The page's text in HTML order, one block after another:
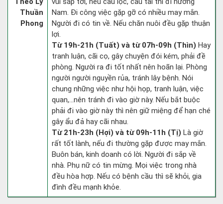
Thuần
Phong
Nam. Đi công việc gặp gỡ có nhiều may mắn.
Người đi có tin về. Nếu chăn nuôi đều gặp thuận
lợi.
Từ 19h-21h (Tuất) và từ 07h-09h (Thìn) Hay
tranh luận, cãi cọ, gây chuyện đói kém, phải đề
phòng. Người ra đi tốt nhất nên hoãn lại. Phòng
người người nguyền rủa, tránh lây bệnh. Nói
chung những việc như hội họp, tranh luận, việc
quan,…nên tránh đi vào giờ này. Nếu bắt buộc
phải đi vào giờ này thì nên giữ miệng để hạn ché
gây ẩu đả hay cãi nhau.
Từ 21h-23h (Hợi) và từ 09h-11h (Tị) Là giờ
rất tốt lành, nếu đi thường gặp được may mắn.
Buôn bán, kinh doanh có lời. Người đi sắp về
nhà. Phụ nữ có tin mừng. Mọi việc trong nhà
đều hòa hợp. Nếu có bệnh cầu thì sẽ khỏi, gia
đình đều mạnh khỏe.